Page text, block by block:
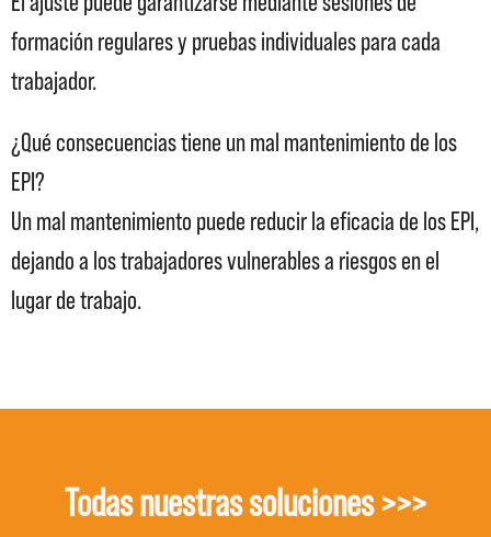
formación regulares y pruebas individuales para cada
trabajador.
¿Qué consecuencias tiene un mal mantenimiento de los
EPI?
Un mal mantenimiento puede reducir la eficacia de los EPI,
dejando a los trabajadores vulnerables a riesgos en el
lugar de trabajo.
Todas nuestras soluciones >>>